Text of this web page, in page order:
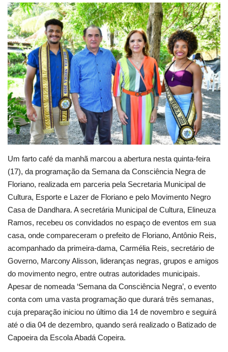
Vídeos
Webmail
Contato
Um farto café da manhã marcou a abertura nesta quinta-feira
(17), da programação da Semana da Consciência Negra de
Floriano, realizada em parceria pela Secretaria Municipal de
Cultura, Esporte e Lazer de Floriano e pelo Movimento Negro
Casa de Dandhara. A secretária Municipal de Cultura, Elineuza
Ramos, recebeu os convidados no espaço de eventos em sua
casa, onde compareceram o prefeito de Floriano, Antônio Reis,
acompanhado da primeira-dama, Carmélia Reis, secretário de
Governo, Marcony Alisson, lideranças negras, grupos e amigos
do movimento negro, entre outras autoridades municipais.
Apesar de nomeada ‘Semana da Consciência Negra’, o evento
conta com uma vasta programação que durará três semanas,
cuja preparação iniciou no último dia 14 de novembro e seguirá
até o dia 04 de dezembro, quando será realizado o Batizado de
Capoeira da Escola Abadá Copeira.